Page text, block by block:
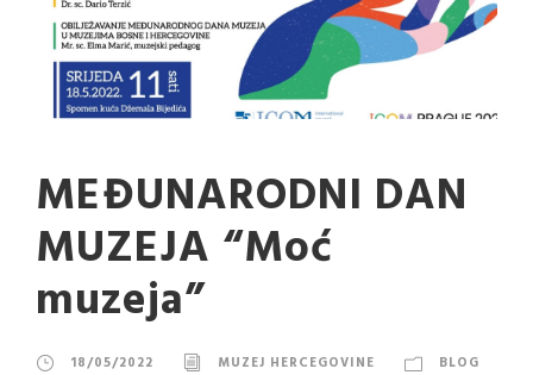
MEĐUNARODNI DAN
MUZEJA “Moć
muzeja”
18/05/2022 MUZEJ HERCEGOVINE BLOG